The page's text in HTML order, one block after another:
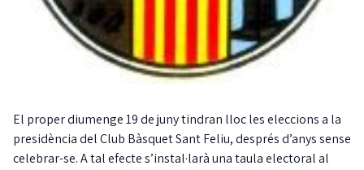
El proper diumenge 19 de juny tindran lloc les eleccions a la
presidència del Club Bàsquet Sant Feliu, després d’anys sense
celebrar-se. A tal efecte s’instal·larà una taula electoral al